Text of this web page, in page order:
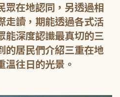
眾在地認同，另透過相
走讀，期能透過各式活
能深度認識最真切的三
的居民們介紹三重在地
溫往日的光景。